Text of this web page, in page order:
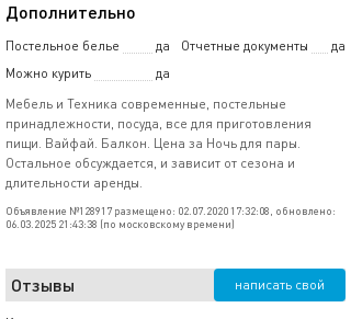
Дополнительно
Постельное белье да Отчетные документы
да
Можно курить
да
Мебель и Техника современные, постельные
принадлежности, посуда, все для приготовления
пищи. Вайфай. Балкон. Цена за Ночь для пары.
Остальное обсуждается, и зависит от сезона и
длительности аренды.
Объявление №128917 размещено: 02.07.2020 17:32:08, обновлено:
06.03.2025 21:43:38 (по московскому времени)
Отзывы написать свой